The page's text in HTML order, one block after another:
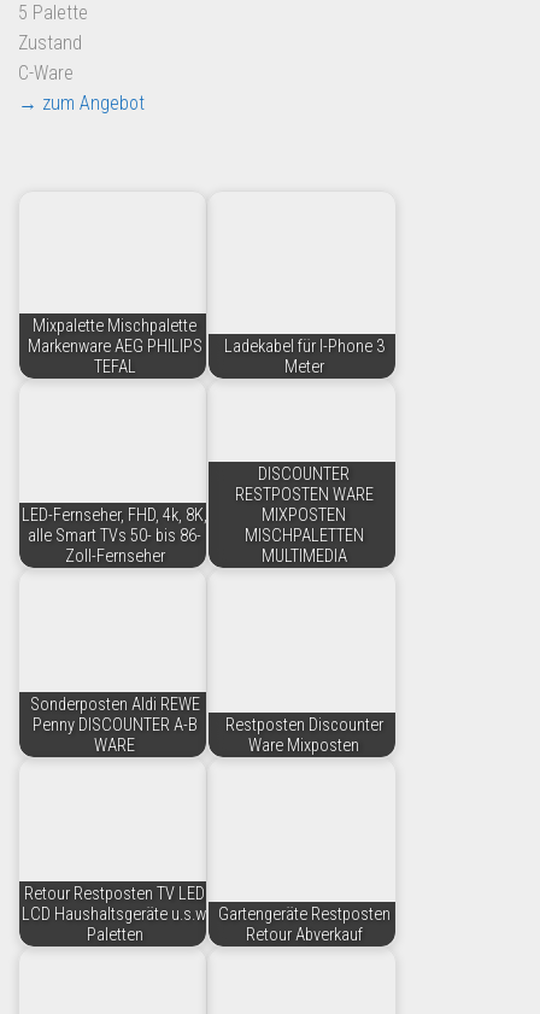
5 Palette
Zustand
C-Ware
→ zum Angebot
Mixpalette Mischpalette
Markenware AEG PHILIPS
TEFAL
Ladekabel für I-Phone 3
Meter
LED-Fernseher, FHD, 4k, 8K,
alle Smart TVs 50- bis 86-
Zoll-Fernseher
DISCOUNTER
RESTPOSTEN WARE
MIXPOSTEN
MISCHPALETTEN
MULTIMEDIA
Sonderposten Aldi REWE
Penny DISCOUNTER A-B
WARE
Restposten Discounter
Ware Mixposten
Retour Restposten TV LED
LCD Haushaltsgeräte u.s.w.
Paletten
Gartengeräte Restposten
Retour Abverkauf